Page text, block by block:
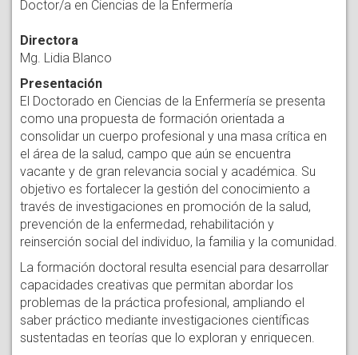
Doctor/a en Ciencias de la Enfermería
Directora
Mg. Lidia Blanco
Presentación
El Doctorado en Ciencias de la Enfermería se presenta
como una propuesta de formación orientada a
consolidar un cuerpo profesional y una masa crítica en
el área de la salud, campo que aún se encuentra
vacante y de gran relevancia social y académica. Su
objetivo es fortalecer la gestión del conocimiento a
través de investigaciones en promoción de la salud,
prevención de la enfermedad, rehabilitación y
reinserción social del individuo, la familia y la comunidad.
La formación doctoral resulta esencial para desarrollar
capacidades creativas que permitan abordar los
problemas de la práctica profesional, ampliando el
saber práctico mediante investigaciones científicas
sustentadas en teorías que lo exploran y enriquecen.